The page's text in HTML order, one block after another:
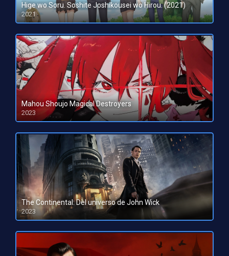
Hige wo Soru. Soshite Joshikousei wo Hirou. (2021)
2021
Mahou Shoujo Magical Destroyers
2023
HD 1080pHD 720p
The Continental: Del universo de John Wick
2023
HD 1080pHD 720p